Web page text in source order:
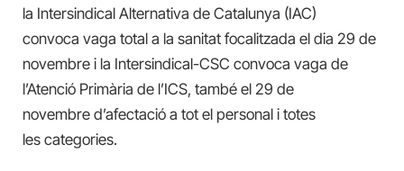
la Intersindical Alternativa de Catalunya (IAC)
convoca vaga total a la sanitat focalitzada el dia 29 de
novembre i la Intersindical-CSC convoca vaga de
l’Atenció Primària de l’ICS, també el 29 de
novembre d’afectació a tot el personal i totes
les categories.